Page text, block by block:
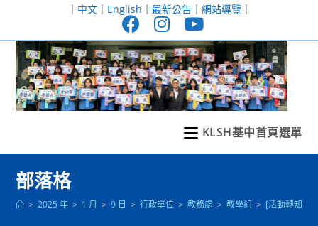
至
｜ 中文｜ English ｜ 最新公告｜ 網站導覽｜
KLSH基中首頁選單
部落格
> 2025 年 > 1 月 > 9 日 > 行政單位 > 教務處 > 教學組 > [活動轉知]轉